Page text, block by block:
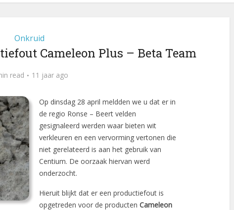
Onkruid
Cameleon Plus – Beta Team
read 11 jaar ago
Op dinsdag 28 april meldden we u dat er in
de regio Ronse – Beert velden
gesignaleerd werden waar bieten wit
verkleuren en een vervorming vertonen die
niet gerelateerd is aan het gebruik van
Centium. De oorzaak hiervan werd
onderzocht.
Hieruit blijkt dat er een productiefout is
opgetreden voor de producten Cameleon